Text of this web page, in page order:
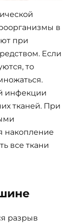
в
при
Если
то
инфекции
тканей. При
накопление
все ткани
разрыв